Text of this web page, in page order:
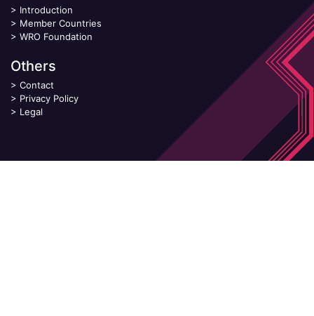
> Introduction
> Member Countries
> WRO Foundation
Others
> Contact
> Privacy Policy
> Legal